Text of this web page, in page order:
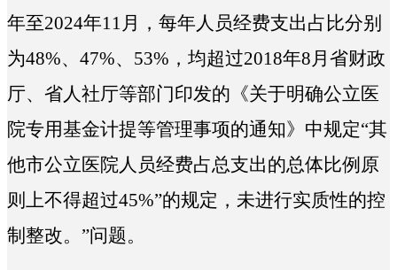
年至2024年11月，每年人员经费支出占比分别
为48%、47%、53%，均超过2018年8月省财政
厅、省人社厅等部门印发的《关于明确公立医
院专用基金计提等管理事项的通知》中规定“其
他市公立医院人员经费占总支出的总体比例原
则上不得超过45%”的规定，未进行实质性的控
制整改。 ”问题。